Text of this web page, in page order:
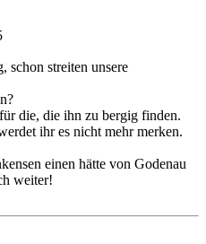
schon streiten unsere
die, die ihn zu bergig finden.
ihr es nicht mehr merken.
einen hätte von Godenau
weiter!